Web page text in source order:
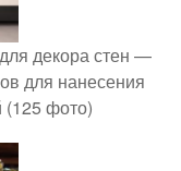
декора стен —
для нанесения
(125 фото)